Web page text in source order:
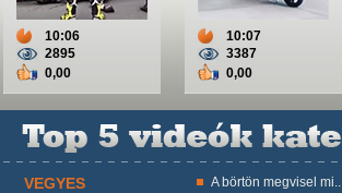
10:06
2895
0,00
10:07
3387
0,00
VEGYES A börtön megvisel mi..